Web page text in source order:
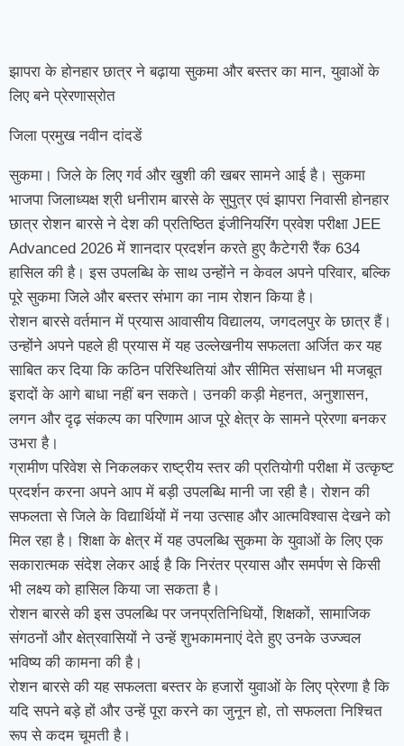
झापरा के होनहार छात्र ने बढ़ाया सुकमा और बस्तर का मान, युवाओं के
लिए बने प्रेरणास्रोत
जिला प्रमुख नवीन दांदडें
सुकमा। जिले के लिए गर्व और खुशी की खबर सामने आई है। सुकमा
भाजपा जिलाध्यक्ष श्री धनीराम बारसे के सुपुत्र एवं झापरा निवासी होनहार
छात्र रोशन बारसे ने देश की प्रतिष्ठित इंजीनियरिंग प्रवेश परीक्षा JEE
Advanced 2026 में शानदार प्रदर्शन करते हुए कैटेगरी रैंक 634
हासिल की है। इस उपलब्धि के साथ उन्होंने न केवल अपने परिवार, बल्कि
पूरे सुकमा जिले और बस्तर संभाग का नाम रोशन किया है।
रोशन बारसे वर्तमान में प्रयास आवासीय विद्यालय, जगदलपुर के छात्र हैं।
उन्होंने अपने पहले ही प्रयास में यह उल्लेखनीय सफलता अर्जित कर यह
साबित कर दिया कि कठिन परिस्थितियां और सीमित संसाधन भी मजबूत
इरादों के आगे बाधा नहीं बन सकते। उनकी कड़ी मेहनत, अनुशासन,
लगन और दृढ़ संकल्प का परिणाम आज पूरे क्षेत्र के सामने प्रेरणा बनकर
उभरा है।
ग्रामीण परिवेश से निकलकर राष्ट्रीय स्तर की प्रतियोगी परीक्षा में उत्कृष्ट
प्रदर्शन करना अपने आप में बड़ी उपलब्धि मानी जा रही है। रोशन की
सफलता से जिले के विद्यार्थियों में नया उत्साह और आत्मविश्वास देखने को
मिल रहा है। शिक्षा के क्षेत्र में यह उपलब्धि सुकमा के युवाओं के लिए एक
सकारात्मक संदेश लेकर आई है कि निरंतर प्रयास और समर्पण से किसी
भी लक्ष्य को हासिल किया जा सकता है।
रोशन बारसे की इस उपलब्धि पर जनप्रतिनिधियों, शिक्षकों, सामाजिक
संगठनों और क्षेत्रवासियों ने उन्हें शुभकामनाएं देते हुए उनके उज्ज्वल
भविष्य की कामना की है।
रोशन बारसे की यह सफलता बस्तर के हजारों युवाओं के लिए प्रेरणा है कि
यदि सपने बड़े हों और उन्हें पूरा करने का जुनून हो, तो सफलता निश्चित
रूप से कदम चूमती है।